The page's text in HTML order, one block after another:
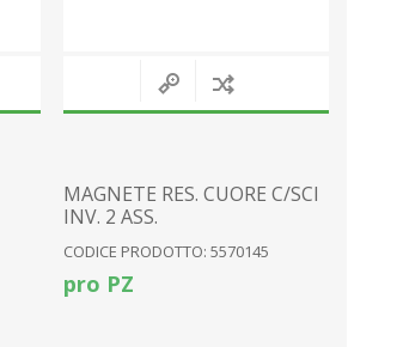
MAGNETE RES. CUORE C/SCI
INV. 2 ASS.
CODICE PRODOTTO: 5570145
pro PZ